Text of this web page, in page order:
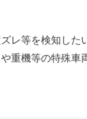
レ等を検知した
重機等の特殊車